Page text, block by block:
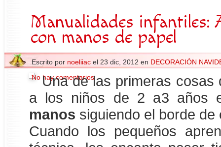
Manualidades infantiles:
con manos de papel
Escrito por noeliiacel 23 dic, 2012 en DECORACIÓN
No hay comentarios
Una de las primeras cosas
a los niños de 2 a3
manos siguiendo el borde de
Cuando los pequeños